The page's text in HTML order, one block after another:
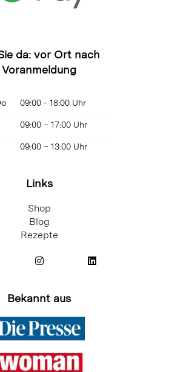
da: vor Ort nach
Voranmeldung
09:00 - 18:00 Uhr
09:00 – 17:00 Uhr
09:00 – 13:00 Uhr
Links
Shop
Blog
Rezepte
Bekannt aus